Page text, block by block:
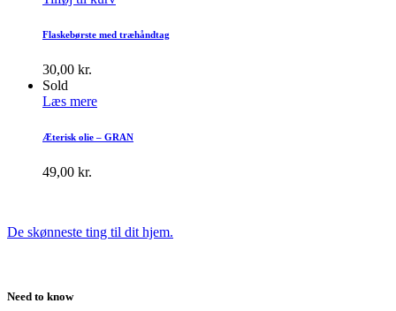
Flaskebørste med træhåndtag
30,00 kr.
Sold
Læs mere
Æterisk olie – GRAN
49,00 kr.
De skønneste ting til dit hjem.
Need to know